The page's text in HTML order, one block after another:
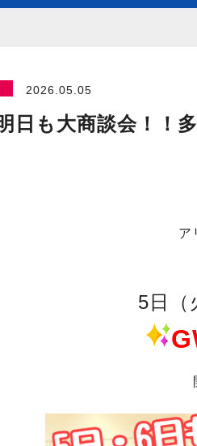
2026.05.05
も大商談会！！
ア
5日（